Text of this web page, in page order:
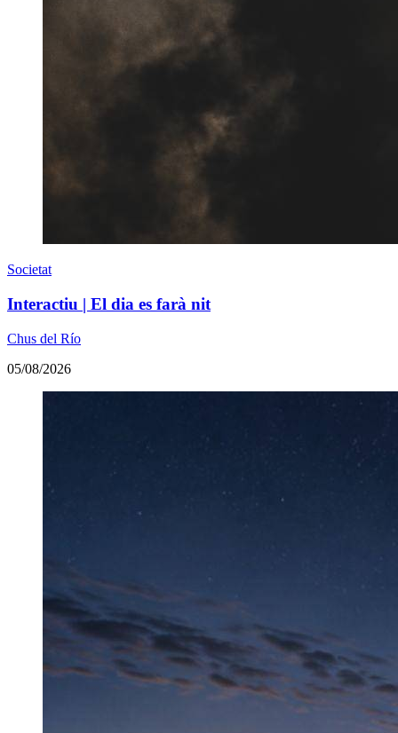
Societat
Interactiu | El dia es farà nit
Chus del Río
05/08/2026